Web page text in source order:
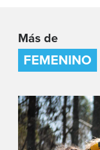
Más de
FEMENINO